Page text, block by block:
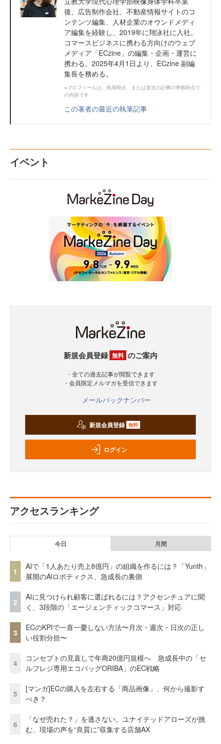
後、広告制作会社、不動産情報サイトのコ
ンテンツ編集、人材企業のオウンドメディ
ア編集を経験し、2019年に翔泳社に入社。
コマースビジネスに携わる方向けのウェブ
メディア「ECzine」の編集・企画・運営に
携わる。2025年4月1日より、ECzine 副編
集長を務める。
※プロフィールは、執筆時点、または直近の記事の寄稿時点で
の内容です
この著者の最近の執筆記事
イベント
新規会員登録 無料 のご案内
・全ての過去記事が閲覧できます
・会員限定メルマガを受信できます
メールバックナンバー
新規会員登録 無料
ログイン
アクセスランキング
今日 月間
1
AIで「1人あたり売上8億円」の組織を作るには？「Yunth」
展開のAiロボティクス、急成長の裏側
2
AIに見つけられ顧客に選ばれるには？アクセンチュアに聞
く、3段階の「エージェンティックコマース」対応
3
ECのKPIで一喜一憂しない方法〜月次・週次・日次の正し
い役割分担〜
4
コンセプトの見直しで年商20億円規模へ 急成長中の「セ
ルフレジ専用エコバッグORIBA」のEC戦略
5
[マンガ]ECの購入を左右する「商品画像」、何から撮影す
べき？
6
「なぜ売れた？」を逃さない。ユナイテッドアローズが挑
む、現場の声を“良質に”収集する店舗AX